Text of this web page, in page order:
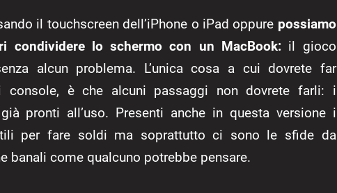
il touchscreen dell’iPhone o iPad oppure possiamo
condividere lo schermo con un MacBook: il gioco
alcun problema. L’unica cosa a cui dovrete far
console, è che alcuni passaggi non dovrete farli: i
pronti all’uso. Presenti anche in questa versione i
per fare soldi ma soprattutto ci sono le sfide da
banali come qualcuno potrebbe pensare.